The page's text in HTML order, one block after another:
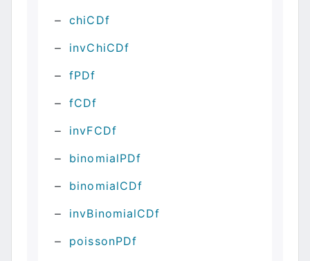
chiCDf
invChiCDf
fPDf
fCDf
invFCDf
binomialPDf
binomialCDf
invBinomialCDf
poissonPDf